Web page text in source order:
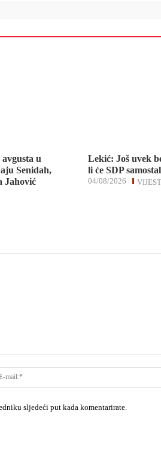
u
Senidah,
Jahović
Lekić: Još uvek
li će SDP
04/08/2026
sljedeći put kada komentarirate.